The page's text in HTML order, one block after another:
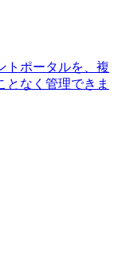
トポータルを、複
となく管理できま